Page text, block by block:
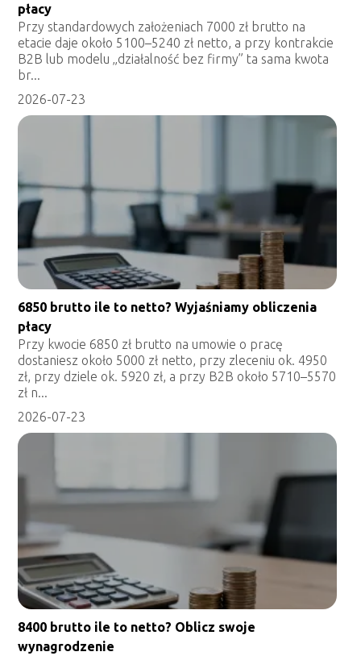
płacy
Przy standardowych założeniach 7000 zł brutto na
etacie daje około 5100–5240 zł netto, a przy kontrakcie
B2B lub modelu „działalność bez firmy” ta sama kwota
br...
2026-07-23
6850 brutto ile to netto? Wyjaśniamy obliczenia
płacy
Przy kwocie 6850 zł brutto na umowie o pracę
dostaniesz około 5000 zł netto, przy zleceniu ok. 4950
zł, przy dziele ok. 5920 zł, a przy B2B około 5710–5570
zł n...
2026-07-23
8400 brutto ile to netto? Oblicz swoje
wynagrodzenie